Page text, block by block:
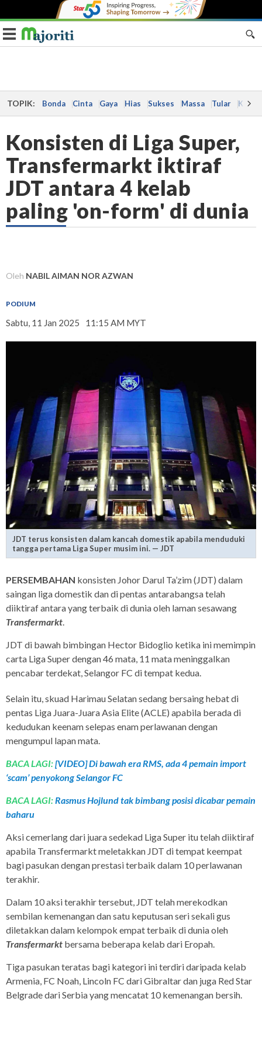
Toggle navigation
TOPIK: Bonda Cinta Gaya Hias Sukses Massa Tular Kes
Konsisten di Liga Super,
Transfermarkt iktiraf
JDT antara 4 kelab
paling 'on-form' di dunia
Oleh NABIL AIMAN NOR AZWAN
PODIUM
Sabtu, 11 Jan 2025 11:15 AM MYT
JDT terus konsisten dalam kancah domestik apabila menduduki
tangga pertama Liga Super musim ini. — JDT
PERSEMBAHAN konsisten Johor Darul Ta’zim (JDT) dalam
saingan liga domestik dan di pentas antarabangsa telah
diiktiraf antara yang terbaik di dunia oleh laman sesawang
Transfermarkt.
JDT di bawah bimbingan Hector Bidoglio ketika ini memimpin
carta Liga Super dengan 46 mata, 11 mata meninggalkan
pencabar terdekat, Selangor FC di tempat kedua.
Selain itu, skuad Harimau Selatan sedang bersaing hebat di
pentas Liga Juara-Juara Asia Elite (ACLE) apabila berada di
kedudukan keenam selepas enam perlawanan dengan
mengumpul lapan mata.
BACA LAGI:[VIDEO] Di bawah era RMS, ada 4 pemain import
‘scam’ penyokong Selangor FC
BACA LAGI:Rasmus Hojlund tak bimbang posisi dicabar pemain
baharu
Aksi cemerlang dari juara sedekad Liga Super itu telah diiktiraf
apabila Transfermarkt meletakkan JDT di tempat keempat
bagi pasukan dengan prestasi terbaik dalam 10 perlawanan
terakhir.
Dalam 10 aksi terakhir tersebut, JDT telah merekodkan
sembilan kemenangan dan satu keputusan seri sekali gus
diletakkan dalam kelompok empat terbaik di dunia oleh
Transfermarkt bersama beberapa kelab dari Eropah.
Tiga pasukan teratas bagi kategori ini terdiri daripada kelab
Armenia, FC Noah, Lincoln FC dari Gibraltar dan juga Red Star
Belgrade dari Serbia yang mencatat 10 kemenangan bersih.